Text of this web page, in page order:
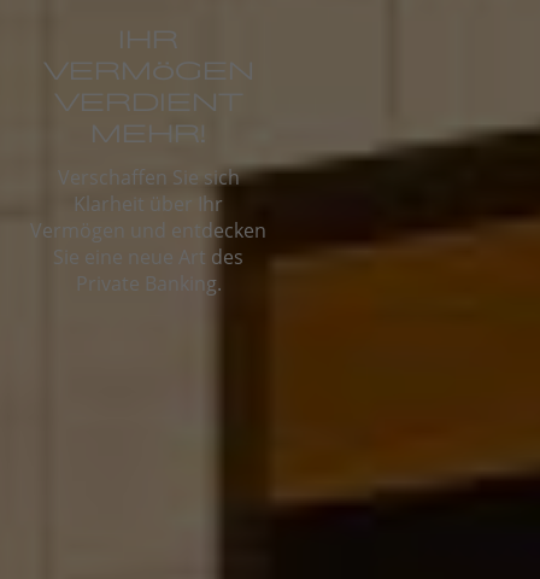
IHR
VERMÖGEN
VERDIENT
MEHR!
Verschaffen Sie sich
Klarheit über Ihr
Vermögen und entdecken
Sie eine neue Art des
Private Banking.